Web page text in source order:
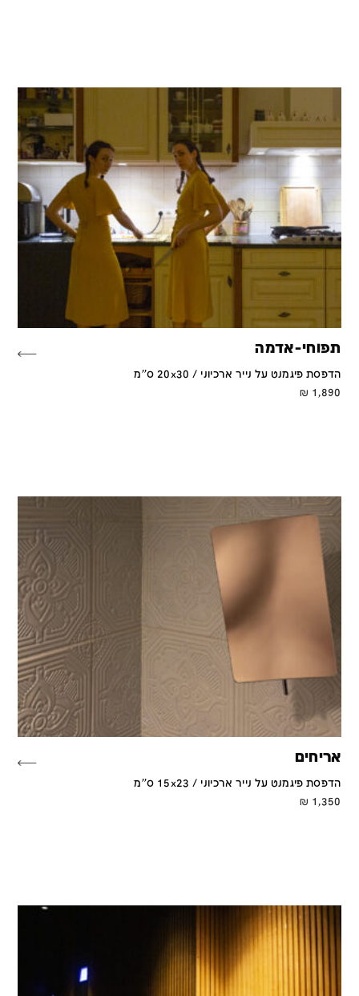
תפוחי-אדמה
הדפסת פיגמנט על נייר ארכיוני / 20x30 ס''מ
1,890
₪
אריחים
הדפסת פיגמנט על נייר ארכיוני / 15x23 ס''מ
1,350
₪